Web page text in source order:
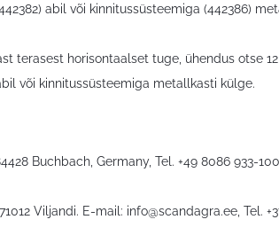
abil või kinnitussüsteemiga (442386)
terasest horisontaalset tuge, ühendus otse
või kinnitussüsteemiga metallkasti külge.
Buchbach, Germany, Tel. +49 8086 933-
Viljandi. E-mail: info@scandagra.ee , Tel.